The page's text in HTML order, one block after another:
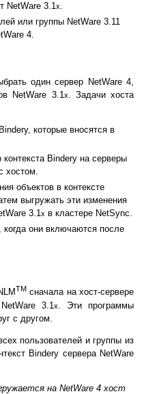
NetWare 3.1x.
или группы NetWare 3.11
4.
один сервер NetWare 4,
NetWare 3.1x. Задачи хоста
которые вносятся в
Bindery на серверы
хостом.
объектов в контексте
выгружать эти изменения
3.1x в кластере NetSync.
, когда они включаются после
TM сначала на хост-сервере
3.1x
. Эти программы
с другом.
пользователей и группы из
Bindery сервера NetWare
на NetWare 4 хост